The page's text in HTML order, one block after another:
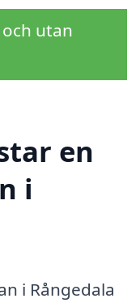
utan
en
i
i Rångedala